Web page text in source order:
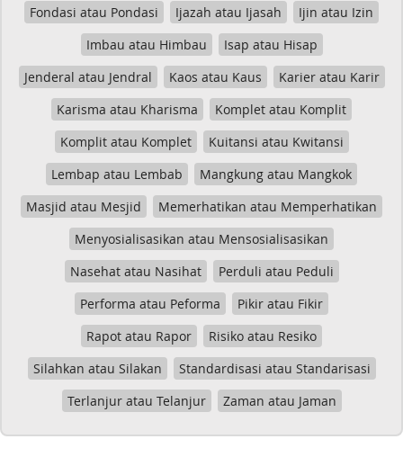
Fondasi atau Pondasi
Ijazah atau Ijasah
Ijin atau Izin
Imbau atau Himbau
Isap atau Hisap
Jenderal atau Jendral
Kaos atau Kaus
Karier atau Karir
Karisma atau Kharisma
Komplet atau Komplit
Komplit atau Komplet
Kuitansi atau Kwitansi
Lembap atau Lembab
Mangkung atau Mangkok
Masjid atau Mesjid
Memerhatikan atau Memperhatikan
Menyosialisasikan atau Mensosialisasikan
Nasehat atau Nasihat
Perduli atau Peduli
Performa atau Peforma
Pikir atau Fikir
Rapot atau Rapor
Risiko atau Resiko
Silahkan atau Silakan
Standardisasi atau Standarisasi
Terlanjur atau Telanjur
Zaman atau Jaman